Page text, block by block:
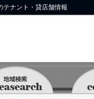
テナント・貸店舗情報